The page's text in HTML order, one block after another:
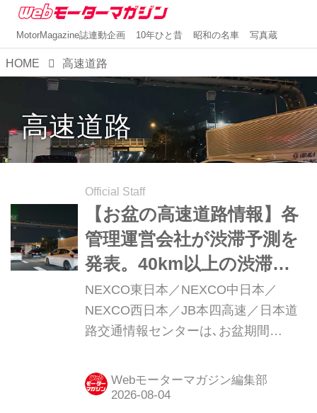
MotorMagazine誌連動企画 10年ひと昔 昭和の名車 写真蔵
HOME 高速道路
高速道路
Official Staff
【お盆の高速道路情報】各
管理運営会社が渋滞予測を
発表。40km以上の渋滞を
予測されている道が複数あ
る
NEXCO東日本／NEXCO中日本／
NEXCO西日本／JB本四高速／日本道
路交通情報センターは､お盆期間
における交通集中による渋滞予測
（10km以上の交通集中渋滞）を発表
Webモーターマガジン編集部